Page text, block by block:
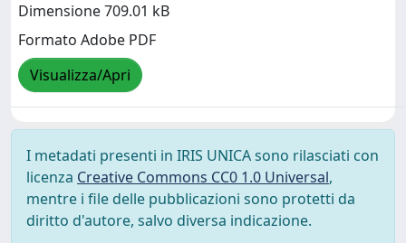
Dimensione 709.01 kB
Formato Adobe PDF
Visualizza/Apri
I metadati presenti in IRIS UNICA sono rilasciati con
licenza Creative Commons CC0 1.0 Universal,
mentre i file delle pubblicazioni sono protetti da
diritto d'autore, salvo diversa indicazione.